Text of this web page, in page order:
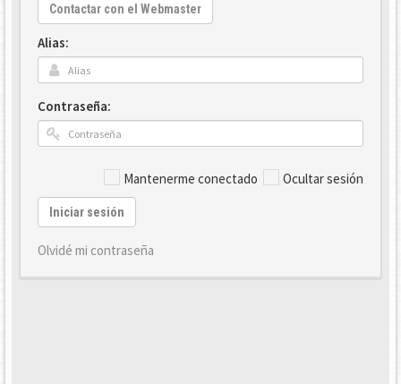
Contactar con el Webmaster
Alias:
Contraseña:
Mantenerme conectado Ocultar sesión
Iniciar sesión
Olvidé mi contraseña